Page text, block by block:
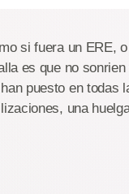
si fuera un ERE,
es que no
puesto en todas
una